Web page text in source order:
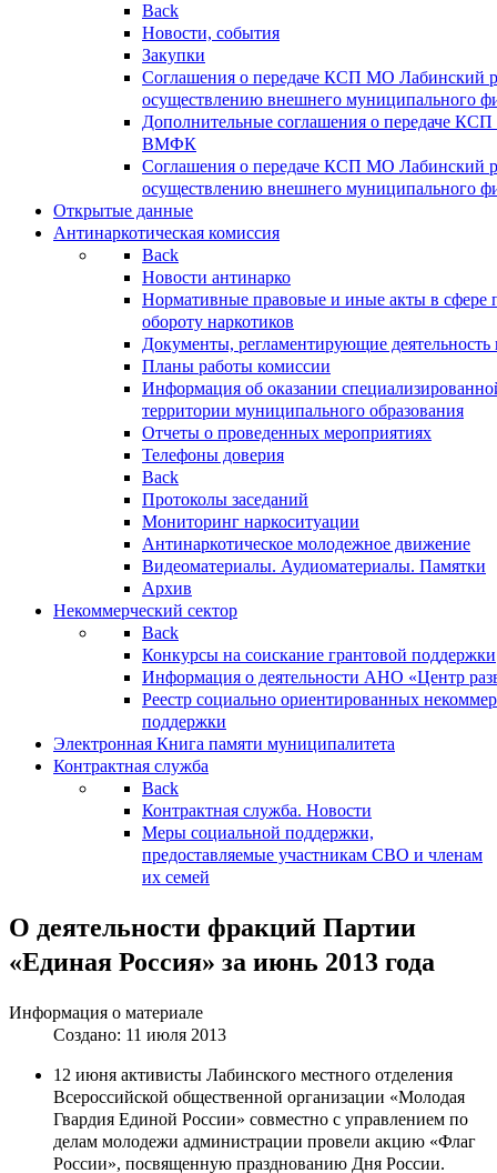
Back
Новости, события
Закупки
Соглашения о передаче КСП МО Лабинский
осуществлению внешнего муниципального
Дополнительные соглашения о передаче
ВМФК
Соглашения о передаче КСП МО Лабинский
осуществлению внешнего муниципального
Открытые данные
Антинаркотическая комиссия
Back
Новости антинарко
Нормативные правовые и иные акты в сфере
обороту наркотиков
Документы, регламентирующие деятельность
Планы работы комиссии
Информация об оказании
территории муниципального образования
Отчеты о проведенных мероприятиях
Телефоны доверия
Back
Протоколы заседаний
Мониторинг наркоситуации
Антинаркотическое молодежное движение
Видеоматериалы. Аудиоматериалы. Памятки
Архив
Некоммерческий сектор
Back
Конкурсы на соискание грантовой поддержки
Информация о деятельности АНО «Центр
Реестр социально ориентированных
поддержки
Электронная Книга памяти муниципалитета
Контрактная служба
Back
Контрактная служба. Новости
Меры социальной поддержки,
предоставляемые участникам СВО и членам
их семей
О деятельности фракций Партии
«Единая Россия» за июнь 2013 года
Информация о материале
Создано: 11 июля 2013
12 июня активисты Лабинского местного отделения
Всероссийской общественной организации «Молодая
Гвардия Единой России» совместно с управлением по
делам молодежи администрации провели акцию «Флаг
России», посвященную празднованию Дня России.